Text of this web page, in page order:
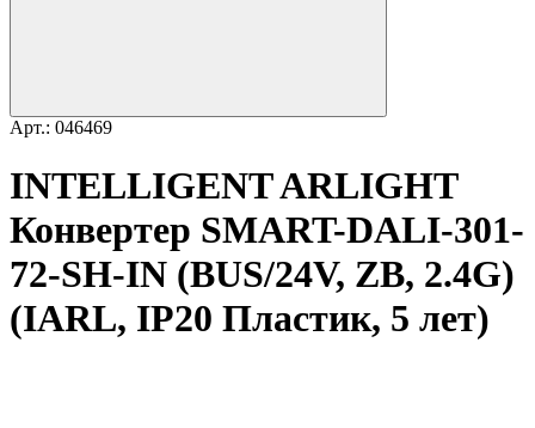
Арт.: 046469
INTELLIGENT ARLIGHT
Конвертер SMART-DALI-301-
72-SH-IN (BUS/24V, ZB, 2.4G)
(IARL, IP20 Пластик, 5 лет)